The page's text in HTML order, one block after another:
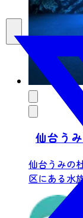
仙台う
仙台うみの
区にある水
「つな...